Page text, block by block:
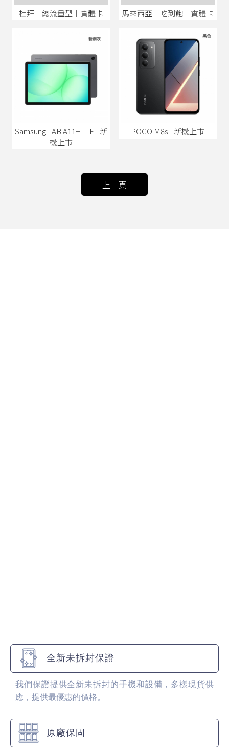
杜拜│總流量型│實體卡 馬來西亞│吃到飽│實體卡
Samsung TAB A11+ LTE - 新
機上市
POCO M8s - 新機上市
上一頁
全新未拆封保證
我們保證提供全新未拆封的手機和設備，多樣現貨供
應，提供最優惠的價格。
原廠保固